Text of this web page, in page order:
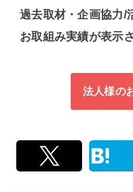
過去取材・企画協力/
お取組み実績が表示
法人様の